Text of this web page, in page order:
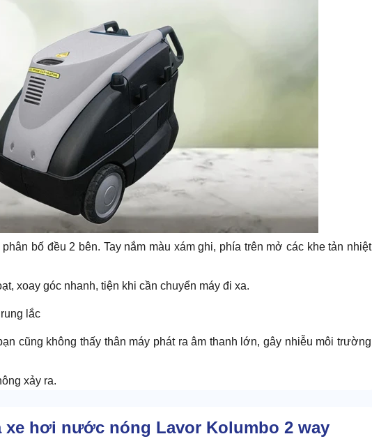
bố đều 2 bên. Tay nắm màu xám ghi, phía trên mở các khe tản nhiệt
xoay góc nhanh, tiện khi cần chuyển máy đi xa.
lắc
cũng không thấy thân máy phát ra âm thanh lớn, gây nhiễu môi trường
xảy ra.
hơi nước nóng Lavor Kolumbo 2 way